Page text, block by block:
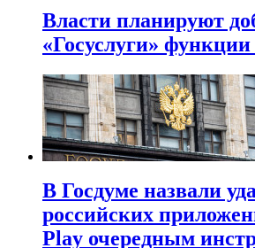
Власти планируют
«Госуслуги» функции
В Госдуме назвали
российских
Play очередным